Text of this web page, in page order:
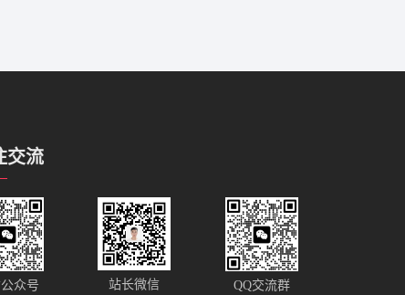
交流
众号 站长微信 QQ交流群